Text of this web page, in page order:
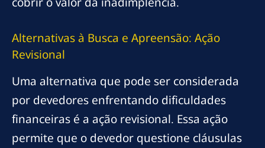
Alternativas à Busca e Apreensão: Ação
Revisional
Uma alternativa que pode ser considerada
por devedores enfrentando dificuldades
financeiras é a ação revisional. Essa ação
permite que o devedor questione cláusulas